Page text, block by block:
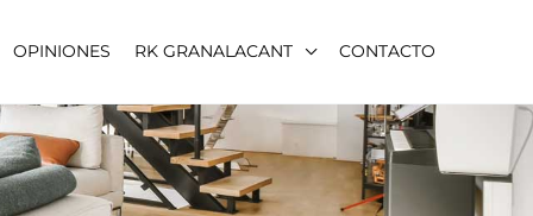
OPINIONES RK GRANALACANT CONTACTO